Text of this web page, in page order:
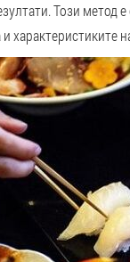
Този метод
характеристиките